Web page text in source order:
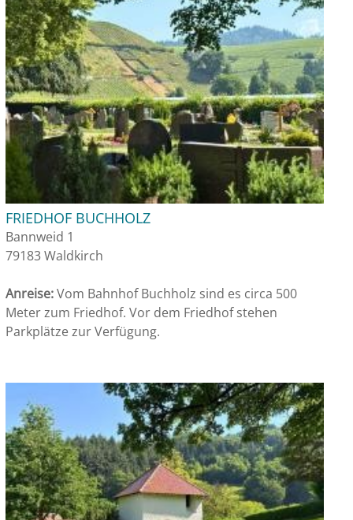
FRIEDHOF BUCHHOLZ
Bannweid 1
79183 Waldkirch
Anreise:Vom Bahnhof Buchholz sind es circa 500
Meter zum Friedhof. Vor dem Friedhof stehen
Parkplätze zur Verfügung.